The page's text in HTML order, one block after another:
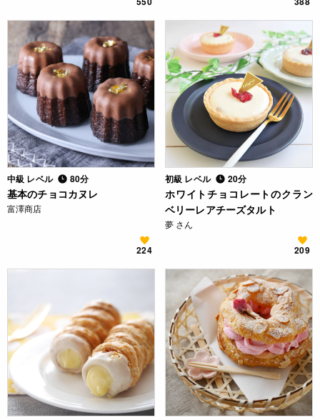
中級 レベル 80分
基本のチョコカヌレ
富澤商店
224
初級 レベル 20分
ホワイトチョコレートのクラン
ベリーレアチーズタルト
夢 さん
209